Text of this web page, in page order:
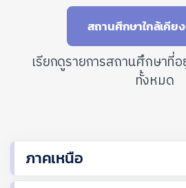
สถานศึกษาใกล้เคีย
เรียกดูรายการสถานศึกษาที่อ
ทั้งหมด
ภาคเหนือ